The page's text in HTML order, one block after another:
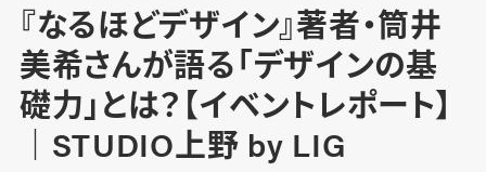
『なるほどデザイン』著者・筒井
美希さんが語る「デザインの基
礎力」とは？【イベントレポート】
｜STUDIO上野 by LIG